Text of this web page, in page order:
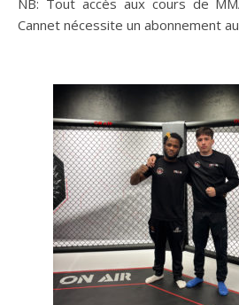
NB: Tout accès aux cours de MMA ou de Grappling du
Cannet nécessite un abonnement au